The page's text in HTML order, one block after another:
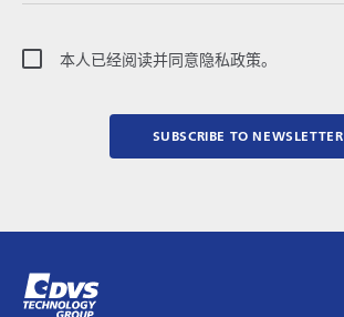
本人已经阅读并同意隐私政策。
SUBSCRIBE TO NEWSLETTER